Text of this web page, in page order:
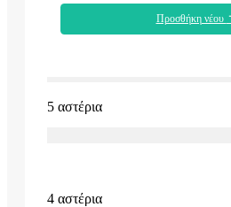
Προσθήκη νέου
5 αστέρια
4 αστέρια